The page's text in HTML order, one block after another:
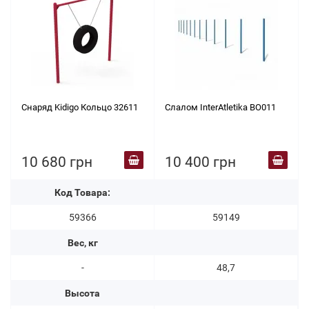
Снаряд Kidigo Кольцо 32611
10 680 грн
Код Товара:
59366
Вес, кг
-
Высота
Слалом InterAtletika BO011
10 400 грн
59149
48,7